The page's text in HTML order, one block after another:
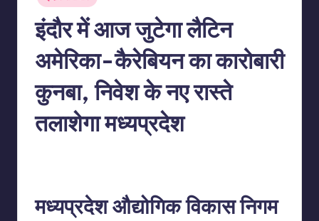
in
इंदौर में आज जुटेगा लैटिन
अमेरिका-कैरेबियन का कारोबारी
कुनबा, निवेश के नए रास्ते
तलाशेगा मध्यप्रदेश
मध्यप्रदेश औद्योगिक विकास निगम